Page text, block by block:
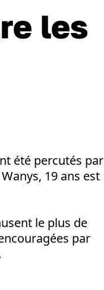
les
été percutés par
19 ans est
le plus de
par